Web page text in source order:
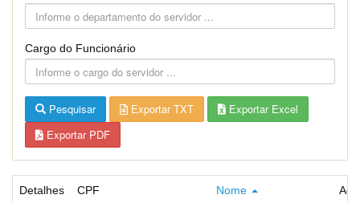
Cargo do Funcionário
Pesquisar Exportar TXT
Exportar Excel
Exportar PDF
Detalhes CPF Nome